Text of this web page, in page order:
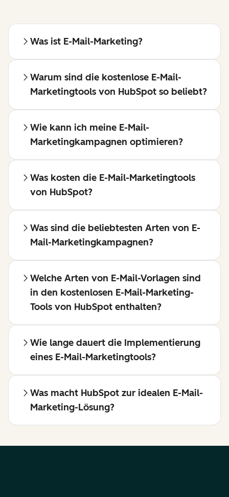
Was ist E-Mail-Marketing?
Warum sind die kostenlose E-Mail-
Marketingtools von HubSpot so beliebt?
Wie kann ich meine E-Mail-
Marketingkampagnen optimieren?
Was kosten die E-Mail-Marketingtools
von HubSpot?
Was sind die beliebtesten Arten von E-
Mail-Marketingkampagnen?
Welche Arten von E-Mail-Vorlagen sind
in den kostenlosen E-Mail-Marketing-
Tools von HubSpot enthalten?
Wie lange dauert die Implementierung
eines E-Mail-Marketingtools?
Was macht HubSpot zur idealen E-Mail-
Marketing-Lösung?